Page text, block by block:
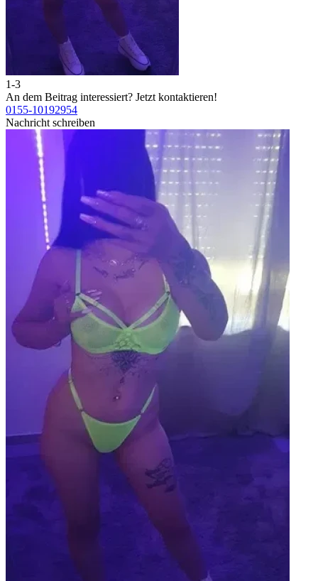
1-3
An dem Beitrag interessiert? Jetzt kontaktieren!
0155-10192954
Nachricht schreiben